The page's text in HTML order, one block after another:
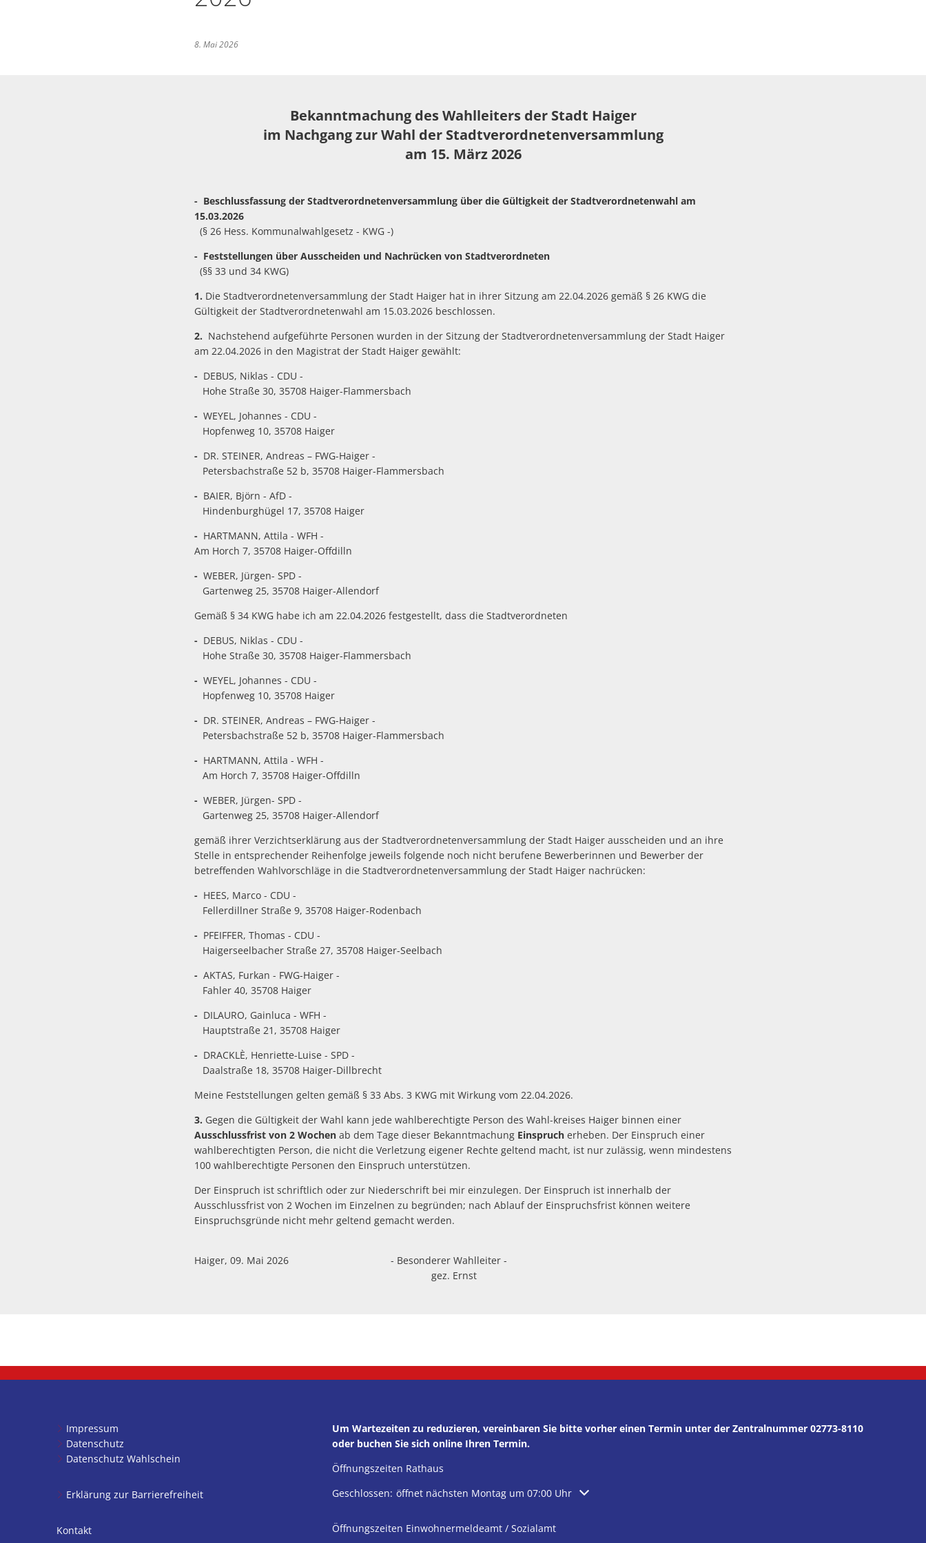
Bauen/Stadtentwicklung
Hallenbad
8. Mai 2026
Bekanntmachung des Wahlleiters der Stadt Haiger
im Nachgang zur Wahl der Stadtverordnetenversammlung
am 15. März 2026
- Beschlussfassung der Stadtverordnetenversammlung über die Gültigkeit der Stadtverordnetenwahl am
15.03.2026
(§ 26 Hess. Kommunalwahlgesetz - KWG -)
- Feststellungen über Ausscheiden und Nachrücken von Stadtverordneten
(§§ 33 und 34 KWG)
1. Die Stadtverordnetenversammlung der Stadt Haiger hat in ihrer Sitzung am 22.04.2026 gemäß § 26 KWG die
Gültigkeit der Stadtverordnetenwahl am 15.03.2026 beschlossen.
2. Nachstehend aufgeführte Personen wurden in der Sitzung der Stadtverordnetenversammlung der Stadt Haiger
am 22.04.2026 in den Magistrat der Stadt Haiger gewählt:
- DEBUS, Niklas - CDU -
Hohe Straße 30, 35708 Haiger-Flammersbach
- WEYEL, Johannes - CDU -
Hopfenweg 10, 35708 Haiger
- DR. STEINER, Andreas – FWG-Haiger -
Petersbachstraße 52 b, 35708 Haiger-Flammersbach
- BAIER, Björn - AfD -
Hindenburghügel 17, 35708 Haiger
- HARTMANN, Attila - WFH -
Am Horch 7, 35708 Haiger-Offdilln
- WEBER, Jürgen- SPD -
Gartenweg 25, 35708 Haiger-Allendorf
Gemäß § 34 KWG habe ich am 22.04.2026 festgestellt, dass die Stadtverordneten
- DEBUS, Niklas - CDU -
Hohe Straße 30, 35708 Haiger-Flammersbach
- WEYEL, Johannes - CDU -
Hopfenweg 10, 35708 Haiger
- DR. STEINER, Andreas – FWG-Haiger -
Petersbachstraße 52 b, 35708 Haiger-Flammersbach
- HARTMANN, Attila - WFH -
Am Horch 7, 35708 Haiger-Offdilln
- WEBER, Jürgen- SPD -
Gartenweg 25, 35708 Haiger-Allendorf
gemäß ihrer Verzichtserklärung aus der Stadtverordnetenversammlung der Stadt Haiger ausscheiden und an ihre
Stelle in entsprechender Reihenfolge jeweils folgende noch nicht berufene Bewerberinnen und Bewerber der
betreffenden Wahlvorschläge in die Stadtverordnetenversammlung der Stadt Haiger nachrücken:
- HEES, Marco - CDU -
Fellerdillner Straße 9, 35708 Haiger-Rodenbach
- PFEIFFER, Thomas - CDU -
Haigerseelbacher Straße 27, 35708 Haiger-Seelbach
- AKTAS, Furkan - FWG-Haiger -
Fahler 40, 35708 Haiger
- DILAURO, Gainluca - WFH -
Hauptstraße 21, 35708 Haiger
- DRACKLÈ, Henriette-Luise - SPD -
Daalstraße 18, 35708 Haiger-Dillbrecht
Meine Feststellungen gelten gemäß § 33 Abs. 3 KWG mit Wirkung vom 22.04.2026.
3. Gegen die Gültigkeit der Wahl kann jede wahlberechtigte Person des Wahl-kreises Haiger binnen einer
Ausschlussfrist von 2 Wochen ab dem Tage dieser Bekanntmachung Einspruch erheben. Der Einspruch einer
wahlberechtigten Person, die nicht die Verletzung eigener Rechte geltend macht, ist nur zulässig, wenn mindestens
100 wahlberechtigte Personen den Einspruch unterstützen.
Der Einspruch ist schriftlich oder zur Niederschrift bei mir einzulegen. Der Einspruch ist innerhalb der
Ausschlussfrist von 2 Wochen im Einzelnen zu begründen; nach Ablauf der Einspruchsfrist können weitere
Einspruchsgründe nicht mehr geltend gemacht werden.
Haiger, 09. Mai 2026 - Besonderer Wahlleiter -
gez. Ernst
Impressum
Datenschutz
Datenschutz Wahlschein
Erklärung zur Barrierefreiheit
Kontakt
Um Wartezeiten zu reduzieren, vereinbaren Sie bitte vorher einen Termin unter der Zentralnummer 02773-8110
oder buchen Sie sich online Ihren Termin.
Öffnungszeiten Rathaus
Klicken, um weitere Öffnungs- oder Schließzeiten auszublenden
Geschlossen: öffnet nächsten Montag um 07:00 Uhr
Öffnungszeiten Einwohnermeldeamt / Sozialamt